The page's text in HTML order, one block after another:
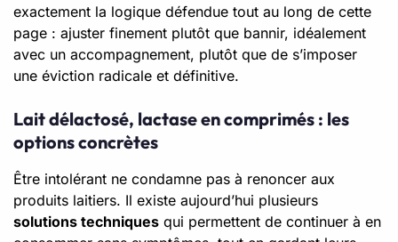
exactement la logique défendue tout au long de cette
page : ajuster finement plutôt que bannir, idéalement
avec un accompagnement, plutôt que de s’imposer
une éviction radicale et définitive.
Lait délactosé, lactase en comprimés : les
options concrètes
Être intolérant ne condamne pas à renoncer aux
produits laitiers. Il existe aujourd’hui plusieurs
solutions techniques qui permettent de continuer à en